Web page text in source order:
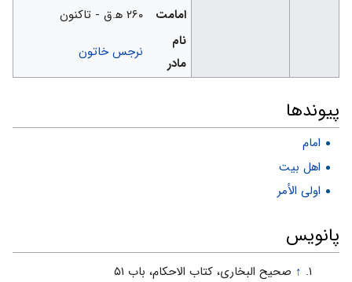
امامت
۲۶۰ ه‍.ق - تاکنون
نام
مادر
نرجس خاتون
پيوندها
امام
اهل بیت
اولی الأمر
پانویس
↑ صحیح البخاری، کتاب الاحکام، باب ۵۱